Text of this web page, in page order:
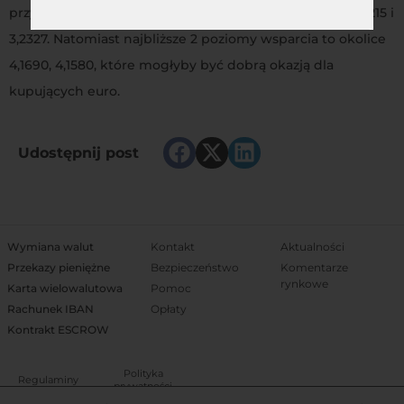
przypadku ich przebicia dalsze opory na poziomach 4,2215 i
3,2327. Natomiast najbliższe 2 poziomy wsparcia to okolice
4,1690, 4,1580, które mogłyby być dobrą okazją dla
kupujących euro.
Udostępnij post
Wymiana walut
Przekazy pieniężne
Karta wielowalutowa
Rachunek IBAN
Kontrakt ESCROW
Kontakt
Bezpieczeństwo
Pomoc
Opłaty
Aktualności
Komentarze
rynkowe
Regulaminy
Polityka
prywatności